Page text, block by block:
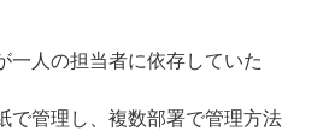
一人の担当者に依存していた
で管理し、複数部署で管理方法